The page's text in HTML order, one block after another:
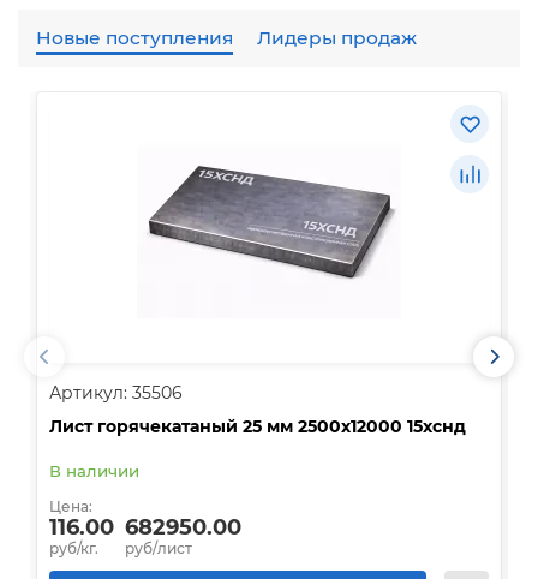
Новые поступления Лидеры продаж
Артикул: 35506
Лист горячекатаный 25 мм 2500х12000 15хснд
В наличии
Цена:
116.00
руб/кг.
682950.00
руб/лист